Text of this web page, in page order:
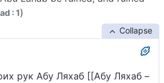
: 1)
Collapse
рук Абу Ляхаб [[Абу Ляхаб –